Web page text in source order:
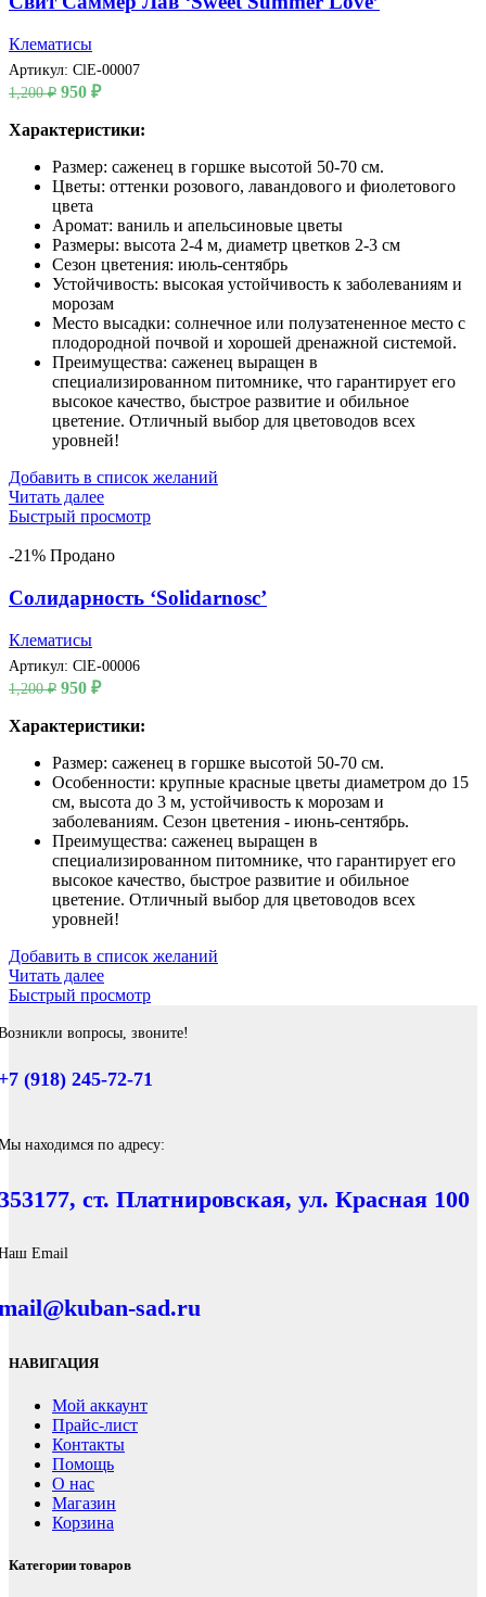
Клематисы
Артикул: ClE-00007
1,200₽ Первоначальная
составляла
950 ₽Текущая
950 ₽.
Характеристики:
Размер: саженец в горшке высотой 50-70 см.
Цветы: оттенки розового, лавандового и фиолетового
цвета
Аромат: ваниль и апельсиновые цветы
Размеры: высота 2-4 м, диаметр цветков 2-3 см
Сезон цветения: июль-сентябрь
Устойчивость: высокая устойчивость к заболеваниям и
морозам
Место высадки: солнечное или полузатененное место с
плодородной почвой и хорошей дренажной системой.
Преимущества: саженец выращен в
специализированном питомнике, что гарантирует его
высокое качество, быстрое развитие и обильное
цветение. Отличный выбор для цветоводов всех
уровней!
Добавить в список желаний
Читать далее
Быстрый просмотр
-21% Продано
Солидарность ‘Solidarnosc’
Клематисы
Артикул: ClE-00006
1,200₽ Первоначальная
составляла
950 ₽Текущая
950 ₽.
Характеристики:
Размер: саженец в горшке высотой 50-70 см.
Особенности: крупные красные цветы диаметром до 15
см, высота до 3 м, устойчивость к морозам и
заболеваниям. Сезон цветения - июнь-сентябрь.
Преимущества: саженец выращен в
специализированном питомнике, что гарантирует его
высокое качество, быстрое развитие и обильное
цветение. Отличный выбор для цветоводов всех
уровней!
Добавить в список желаний
Читать далее
Быстрый просмотр
вопросы, звоните!
(918) 245-72-71
находимся по адресу:
ст. Платнировская, ул. Красная 100
Email
sad.ru
НАВИГАЦИЯ
Мой аккаунт
Прайс-лист
Контакты
Помощь
О нас
Магазин
Корзина
Категории товаров